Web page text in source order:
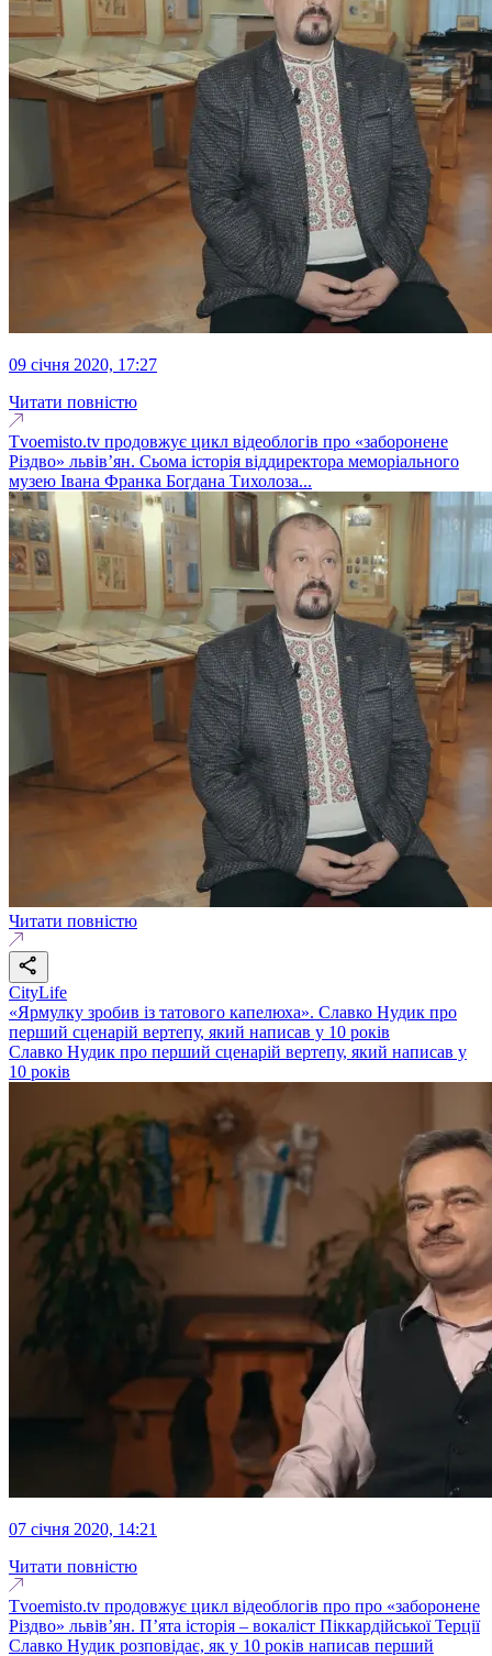
09 січня 2020, 17:27
Читати повністю
Tvoemisto.tv продовжує цикл відеоблогів про «заборонене
Різдво» львів’ян. Сьома історія віддиректора меморіального
музею Івана Франка Богдана Тихолоза...
Читати повністю
CityLife
«Ярмулку зробив із татового капелюха». Славко Нудик про
перший сценарій вертепу, який написав у 10 років
Славко Нудик про перший сценарій вертепу, який написав у
10 років
07 січня 2020, 14:21
Читати повністю
Tvoemisto.tv продовжує цикл відеоблогів про про «заборонене
Різдво» львів’ян. П’ята історія – вокаліст Піккардійської Терції
Славко Нудик розповідає, як у 10 років написав перший